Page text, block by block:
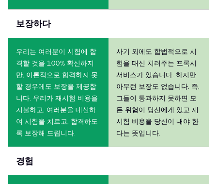
보장하다
우리는 여러분이 시험에 합
격할 것을 100% 확신하지
만, 이론적으로 합격하지 못
할 경우에도 보장을 제공합
니다. 우리가 재시험 비용을
지불하고, 여러분을 대신하
여 시험을 치르고, 합격하도
록 보장해 드립니다.
사기 외에도 합법적으로 시
험을 대신 치러주는 프록시
서비스가 있습니다. 하지만
아무런 보장도 없습니다. 즉,
그들이 통과하지 못하면 모
든 위험이 당신에게 있고 재
시험 비용을 당신이 내야 한
다는 뜻입니다.
경험